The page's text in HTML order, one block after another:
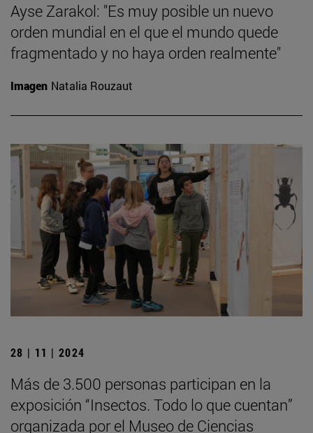
Ayse Zarakol: "Es muy posible un nuevo
orden mundial en el que el mundo quede
fragmentado y no haya orden realmente"
Imagen Natalia Rouzaut
28 | 11 | 2024
Más de 3.500 personas participan en la
exposición “Insectos. Todo lo que cuentan”
organizada por el Museo de Ciencias